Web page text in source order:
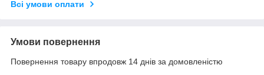
Всі умови оплати
Умови повернення
Повернення товару впродовж 14 днів за домовленістю